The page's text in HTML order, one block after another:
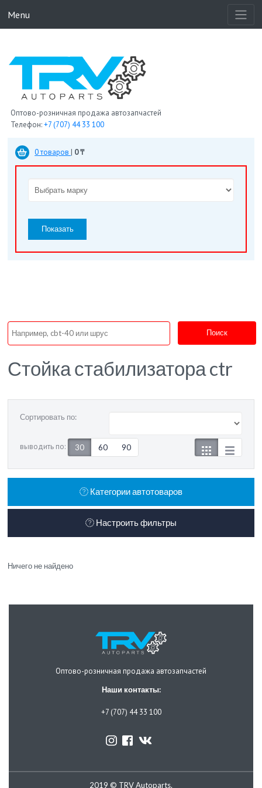
Menu
Оптово-розничная продажа автозапчастей
Телефон:+7 (707) 44 33 100
0 товаров | 0 ₸
Показать
Поиск
Стойка стабилизатора ctr
Сортировать по:
выводить по: 30 60 90
Категории автотоваров
Настроить фильтры
Ничего не найдено
Оптово-розничная продажа автозапчастей
Наши контакты:
+7 (707) 44 33 100
2019 © TRV Autoparts.